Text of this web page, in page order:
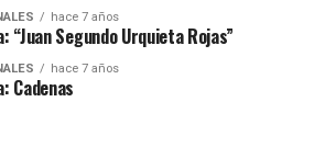
hace 7 años
“Juan Segundo Urquieta Rojas”
hace 7 años
Cadenas